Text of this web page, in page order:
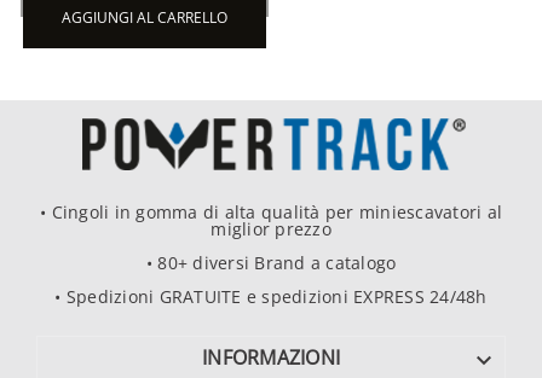
AGGIUNGI AL CARRELLO
• Cingoli in gomma di alta qualità per miniescavatori al
miglior prezzo
• 80+ diversi Brand a catalogo
• Spedizioni GRATUITE e spedizioni EXPRESS 24/48h
INFORMAZIONI 